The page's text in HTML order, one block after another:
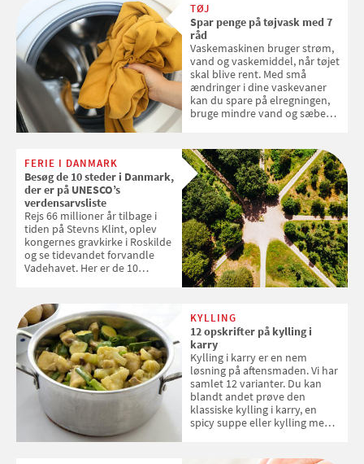
TØJ
Spar penge på tøjvask med 7
råd
Vaskemaskinen bruger strøm,
vand og vaskemiddel, når tøjet
skal blive rent. Med små
ændringer i dine vaskevaner
kan du spare på elregningen,
bruge mindre vand og sæbe
enkle råd til at spare penge på
tøjvasken
FERIE I DANMARK
Besøg de 10 steder i Danmark,
der er på UNESCO’s
verdensarvsliste
Rejs 66 millioner år tilbage i
tiden på Stevns Klint, oplev
kongernes gravkirke i Roskilde
og se tidevandet forvandle
Vadehavet. Her er de 10
KYLLING
12 opskrifter på kylling i
karry
Kylling i karry er en nem
løsning på aftensmaden. Vi har
samlet 12 varianter. Du kan
blandt andet prøve den
klassiske kylling i karry, en
spicy suppe eller kylling med